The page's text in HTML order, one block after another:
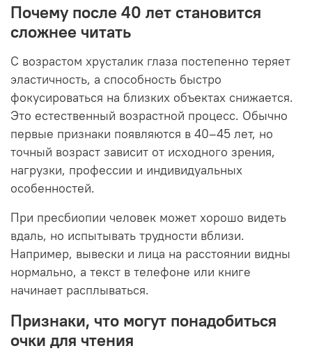
Почему после 40 лет становится
сложнее читать
С возрастом хрусталик глаза постепенно теряет
эластичность, а способность быстро
фокусироваться на близких объектах снижается.
Это естественный возрастной процесс. Обычно
первые признаки появляются в 40–45 лет, но
точный возраст зависит от исходного зрения,
нагрузки, профессии и индивидуальных
особенностей.
При пресбиопии человек может хорошо видеть
вдаль, но испытывать трудности вблизи.
Например, вывески и лица на расстоянии видны
нормально, а текст в телефоне или книге
начинает расплываться.
Признаки, что могут понадобиться
очки для чтения